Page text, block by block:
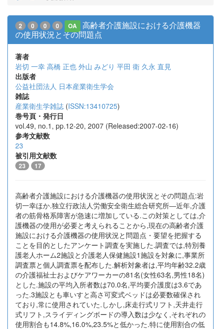
2 0 0 0 OA
高齢者介護施設における介護機器
の使用状況とその問題点
著者
岩切 一幸 高橋 正也 外山 みどり 平田 衛 久永 直見
出版者
公益社団法人 日本産業衛生学会
雑誌
産業衛生学雑誌 (ISSN:13410725)
巻号頁・発行日
vol.49, no.1, pp.12-20, 2007 (Released:2007-02-16)
参考文献数
23
被引用文献数
23 17
高齢者介護施設における介護機器の使用状況とその問題点:岩
切一幸ほか.独立行政法人労働安全衛生総合研究所―近年,介護
者の筋骨格系障害が急速に増加している.この対策としては,介
護機器の使用が必要と考えられることから,現在の高齢者介護
施設における介護機器の使用状況と問題点・要望を把握する
ことを目的としたアンケート調査を実施した.調査では,特別養
護老人ホーム2施設と介護老人保健施設1施設を対象に,事業所
調査票と個人調査票を配布した.解析対象者は,平均年齢32.2歳
の介護福祉士およびケアワーカーの81名(女性63名,男性18名)
とした.施設の平均入所者数は70.0名,平均要介護度は3.6であ
った.3施設とも車いすと高さ可変式ベッドは必要数確保され
ており,常に使用されていた.しかし,床走行式リフト,天井走行
式リフト,スライディングボードの導入数は少なく,それぞれの
使用割合も14.8%,16.0%,23.5%と低かった.特に使用割合の低